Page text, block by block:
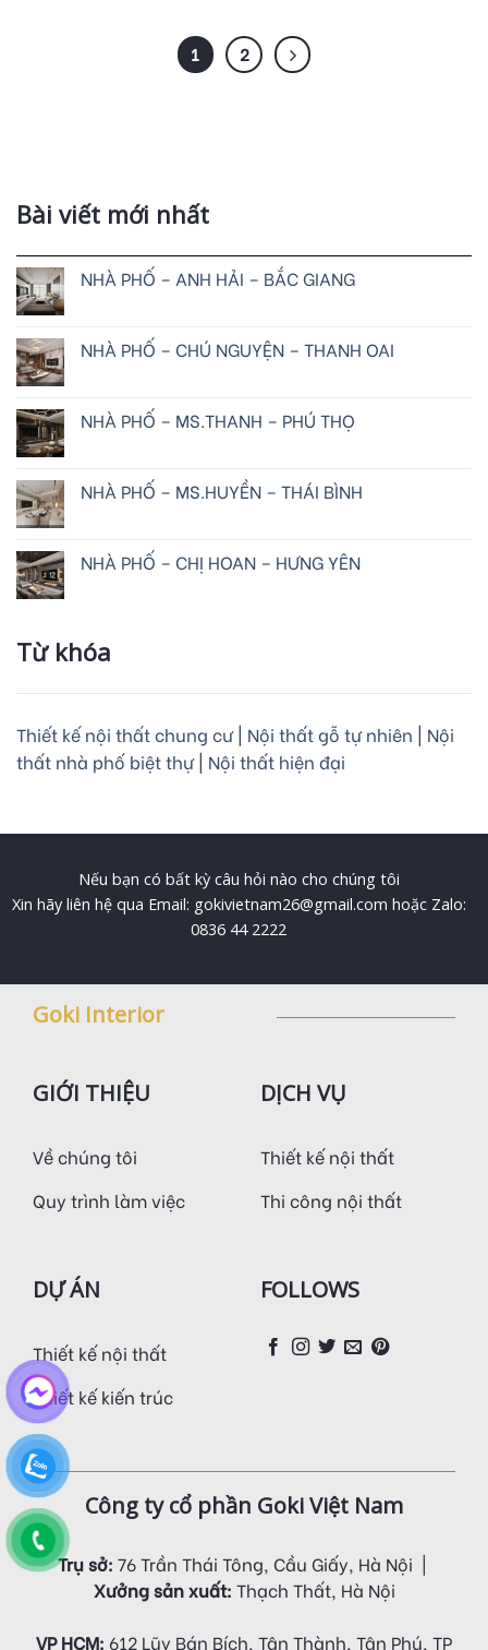
1 2
Bài viết mới nhất
NHÀ PHỐ – ANH HẢI – BẮC GIANG
NHÀ PHỐ – CHÚ NGUYỆN – THANH OAI
NHÀ PHỐ – MS.THANH – PHÚ THỌ
NHÀ PHỐ – MS.HUYỀN – THÁI BÌNH
NHÀ PHỐ – CHỊ HOAN – HƯNG YÊN
Từ khóa
Thiết kế nội thất chung cư| Nội thất gỗ tự nhiên | Nội
thất nhà phố biệt thự| Nội thất hiện đại
Nếu bạn có bất kỳ câu hỏi nào cho chúng tôi
Xin hãy liên hệ qua Email: gokivietnam26@gmail.com hoặc Zalo:
0836 44 2222
Goki Interior
GIỚI THIỆU
Về chúng tôi
Quy trình làm việc
DỊCH VỤ
Thiết kế nội thất
Thi công nội thất
DỰ ÁN
Thiết kế nội thất
Thiết kế kiến trúc
FOLLOWS
Công ty cổ phần Goki Việt Nam
Trụ sở: 76 Trần Thái Tông, Cầu Giấy, Hà Nội |
Xưởng sản xuất: Thạch Thất, Hà Nội
VP HCM: 612 Lũy Bán Bích, Tân Thành, Tân Phú, TP